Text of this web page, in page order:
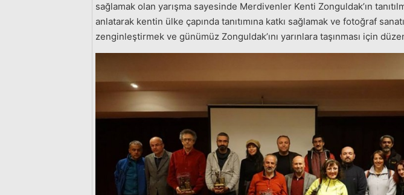
sağlamak olan yarışma sayesinde Merdivenler Kenti Zonguldak’ın
anlatarak kentin ülke çapında tanıtımına katkı sağlamak ve fotoğraf
zenginleştirmek ve günümüz Zonguldak’ını yarınlara taşınması için